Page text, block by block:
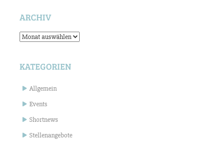
ARCHIV
Archiv
KATEGORIEN
Allgemein
Events
Shortnews
Stellenangebote